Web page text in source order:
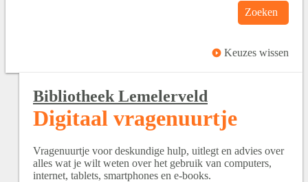
Zoeken
Keuzes wissen
Bibliotheek Lemelerveld
Digitaal vragenuurtje
Vragenuurtje voor deskundige hulp, uitlegt en advies over
alles wat je wilt weten over het gebruik van computers,
internet, tablets, smartphones en e-books.